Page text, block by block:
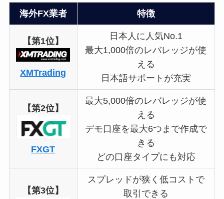
海外FX業者 特徴
【第1位】
XMTrading
日本人に人気No.1
最大1,000倍のレバレッジが使
える
日本語サポートが充実
【第2位】
FXGT
最大5,000倍のレバレッジが使
える
デモ口座を最大6つまで作成で
きる
どの口座タイプにも対応
【第3位】
スプレッドが狭く低コストで
取引できる